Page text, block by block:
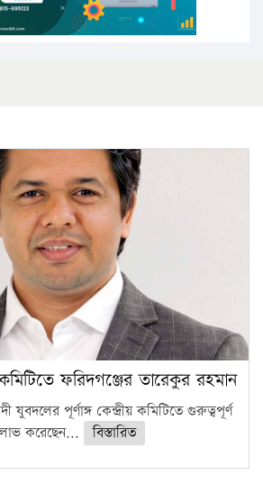
ফরিদগঞ্জের তারেকুর রহমান
যুবদলের পূর্ণাঙ্গ কেন্দ্রীয় কমিটিতে গুরুত্বপূর্ণ
করেছেন...
বিস্তারিত